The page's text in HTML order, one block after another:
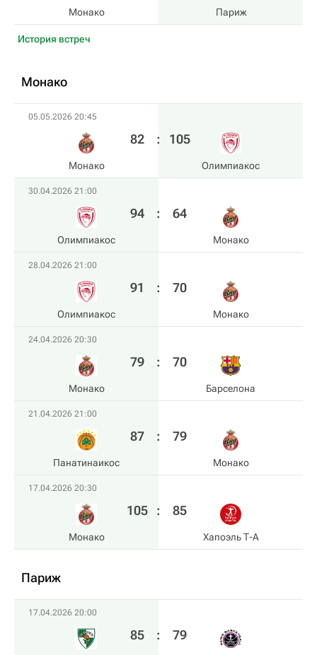
Монако Париж
История встреч
Монако
05.05.2026 20:45
Монако
82 : 105
Олимпиакос
30.04.2026 21:00
Олимпиакос
94 : 64
Монако
28.04.2026 21:00
Олимпиакос
91 : 70
Монако
24.04.2026 20:30
Монако
79 : 70
Барселона
21.04.2026 21:00
Панатинаикос
87 : 79
Монако
17.04.2026 20:30
Монако
105 : 85
Хапоэль Т-А
Париж
17.04.2026 20:00
85 : 79